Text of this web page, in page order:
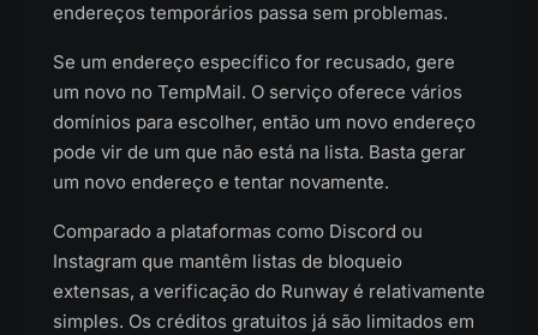
endereços temporários passa sem problemas.
Se um endereço específico for recusado, gere
um novo no TempMail. O serviço oferece vários
domínios para escolher, então um novo endereço
pode vir de um que não está na lista. Basta gerar
um novo endereço e tentar novamente.
Comparado a plataformas como Discord ou
Instagram que mantêm listas de bloqueio
extensas, a verificação do Runway é relativamente
simples. Os créditos gratuitos já são limitados em